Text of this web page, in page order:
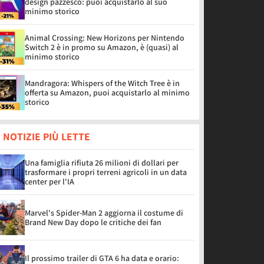
minimo storico
Animal Crossing: New Horizons per Nintendo
Switch 2 è in promo su Amazon, è (quasi) al
minimo storico
Mandragora: Whispers of the Witch Tree è in
offerta su Amazon, puoi acquistarlo al minimo
storico
NOTIZIE PIÙ LETTE
Una famiglia rifiuta 26 milioni di dollari per
trasformare i propri terreni agricoli in un data
center per l'IA
Marvel's Spider-Man 2 aggiorna il costume di
Brand New Day dopo le critiche dei fan
Il prossimo trailer di GTA 6 ha data e orario: